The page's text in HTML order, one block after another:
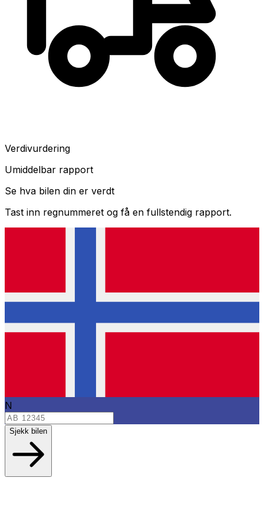
Verdivurdering
Umiddelbar rapport
Se hva bilen din er verdt
Tast inn regnummeret og få en fullstendig rapport.
N
Sjekk bilen